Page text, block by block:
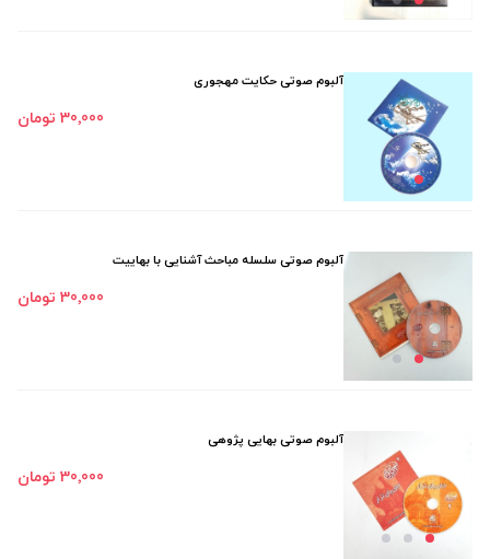
آلبوم صوتی حکایت مهجوری
30٬000 تومان
آلبوم صوتی سلسله مباحث آشنایی با بهاییت
30٬000 تومان
آلبوم صوتی بهایی پژوهی
30٬000 تومان